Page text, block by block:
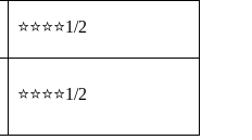
⭐⭐⭐⭐1/2
⭐⭐⭐⭐1/2